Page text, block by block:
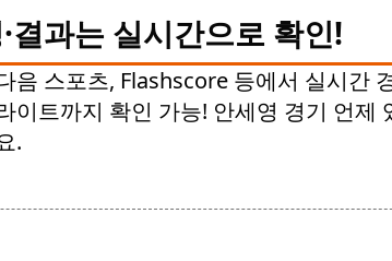
결과는 실시간으로 확인!
음 스포츠, Flashscore 등에서 실시간
이트까지 확인 가능! 안세영 경기 언제
.